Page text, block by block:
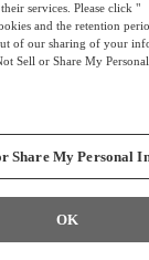
services. Please click "
and the retention
of our sharing of your
Sell or Share My
Share My Personal
OK